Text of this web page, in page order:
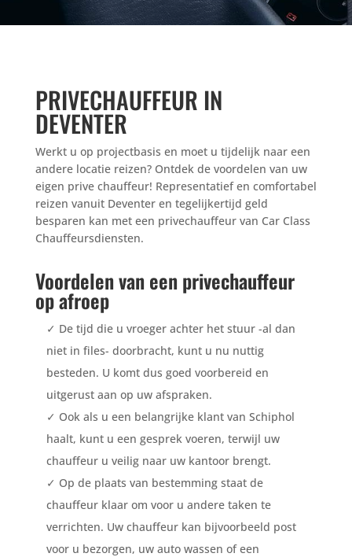
PRIVECHAUFFEUR IN
DEVENTER
Werkt u op projectbasis en moet u tijdelijk naar een
andere locatie reizen? Ontdek de voordelen van uw
eigen prive chauffeur! Representatief en comfortabel
reizen vanuit Deventer en tegelijkertijd geld
besparen kan met een privechauffeur van Car Class
Chauffeursdiensten.
Voordelen van een privechauffeur
op afroep
✓ De tijd die u vroeger achter het stuur -al dan
niet in files- doorbracht, kunt u nu nuttig
besteden. U komt dus goed voorbereid en
uitgerust aan op uw afspraken.
✓ Ook als u een belangrijke klant van Schiphol
haalt, kunt u een gesprek voeren, terwijl uw
chauffeur u veilig naar uw kantoor brengt.
✓ Op de plaats van bestemming staat de
chauffeur klaar om voor u andere taken te
verrichten. Uw chauffeur kan bijvoorbeeld post
voor u bezorgen, uw auto wassen of een